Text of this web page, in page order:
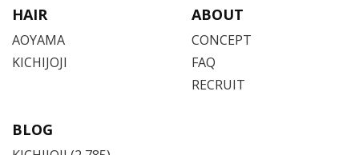
HAIR
AOYAMA
KICHIJOJI
ABOUT
CONCEPT
FAQ
RECRUIT
BLOG